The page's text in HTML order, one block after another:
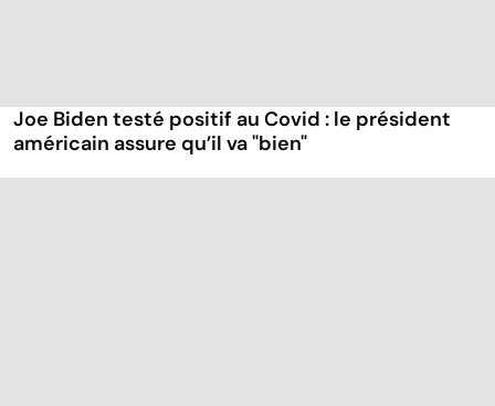
Joe Biden testé positif au Covid : le président
américain assure qu’il va "bien"